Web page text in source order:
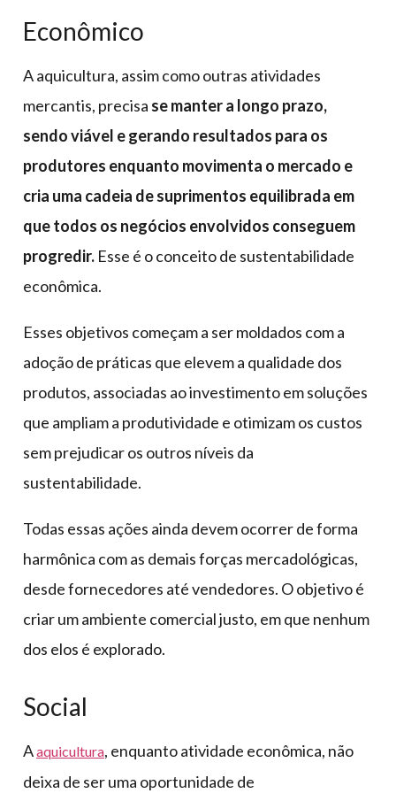
Econômico
A aquicultura, assim como outras atividades
mercantis, precisa se manter a longo prazo,
sendo viável e gerando resultados para os
produtores enquanto movimenta o mercado e
cria uma cadeia de suprimentos equilibrada em
que todos os negócios envolvidos conseguem
progredir. Esse é o conceito de sustentabilidade
econômica.
Esses objetivos começam a ser moldados com a
adoção de práticas que elevem a qualidade dos
produtos, associadas ao investimento em soluções
que ampliam a produtividade e otimizam os custos
sem prejudicar os outros níveis da
sustentabilidade.
Todas essas ações ainda devem ocorrer de forma
harmônica com as demais forças mercadológicas,
desde fornecedores até vendedores. O objetivo é
criar um ambiente comercial justo, em que nenhum
dos elos é explorado.
Social
Aaquicultura, enquanto atividade econômica, não
deixa de ser uma oportunidade de